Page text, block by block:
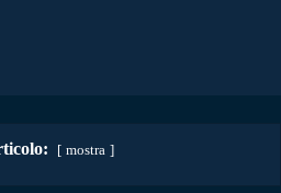
mostra